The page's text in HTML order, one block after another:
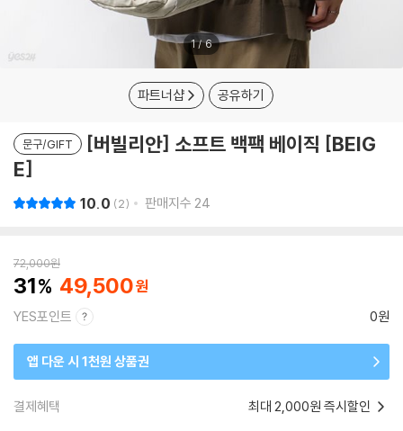
1/6
파트너샵 공유하기
문구/GIFT
[버빌리안] 소프트 백팩 베이직 [BEIG
E]
10.0 2 판매지수 24
72,000원
31 49,500
YES포인트 0원
앱 다운 시 1천원 상품권
결제혜택 최대 2,000원 즉시할인